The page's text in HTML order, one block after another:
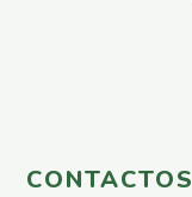
CONTACTOS